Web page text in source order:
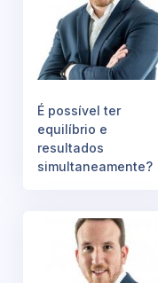
É possível ter
equilíbrio e
resultados
simultaneamente?